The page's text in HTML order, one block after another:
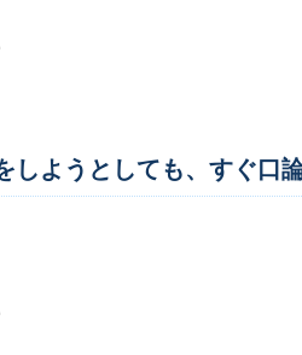
しようとしても、すぐ口